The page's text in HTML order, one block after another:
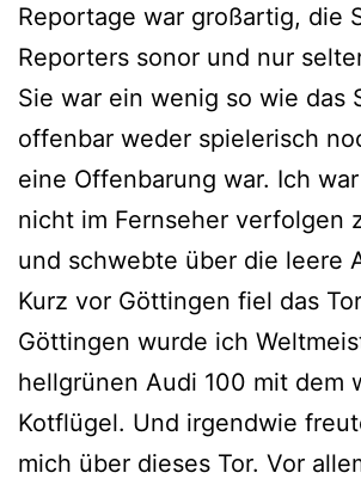
Reportage war großartig, die
Reporters sonor und nur
Sie war ein wenig so wie das
offenbar weder spielerisch
eine Offenbarung war. Ich
nicht im Fernseher verfolgen
und schwebte über die leere
Kurz vor Göttingen fiel das
Göttingen wurde ich
hellgrünen Audi 100 mit dem
Kotflügel. Und irgendwie
mich über dieses Tor. Vor